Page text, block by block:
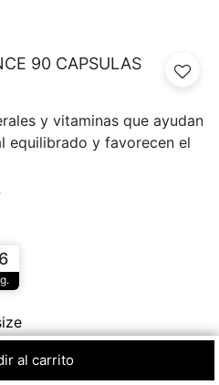
90 CAPSULAS
y vitaminas que ayudan
equilibrado y favorecen el
al carrito